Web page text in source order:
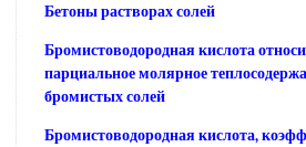
Бетоны растворах солей
Бромистоводородная кислота
парциальное молярное
бромистых солей
Бромистоводородная кислота,